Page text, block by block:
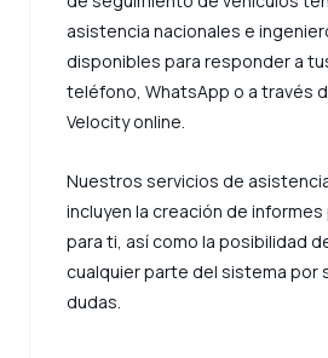
asistencia nacionales e
disponibles para responder a
teléfono, WhatsApp o a través
Velocity online.
Nuestros servicios de
incluyen la creación de
para ti, así como la posibilidad
cualquier parte del sistema por
dudas.